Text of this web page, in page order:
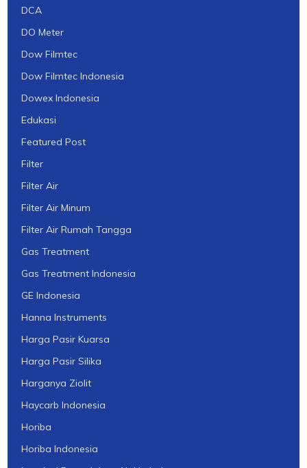
DCA
DO Meter
Dow Filmtec
Dow Filmtec Indonesia
Dowex Indonesia
Edukasi
Featured Post
Filter
Filter Air
Filter Air Minum
Filter Air Rumah Tangga
Gas Treatment
Gas Treatment Indonesia
GE Indonesia
Hanna Instruments
Harga Pasir Kuarsa
Harga Pasir Silika
Harganya Ziolit
Haycarb Indonesia
Horiba
Horiba Indonesia